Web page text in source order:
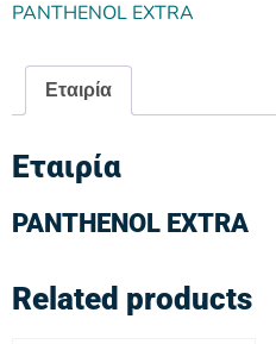
PANTHENOL EXTRA
Εταιρία
Εταιρία
PANTHENOL EXTRA
Related products